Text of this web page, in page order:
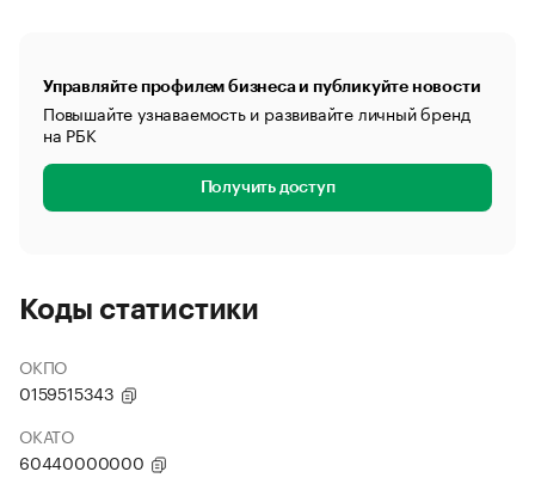
Управляйте профилем бизнеса и публикуйте новости
Повышайте узнаваемость и развивайте личный бренд
на РБК
Получить доступ
Коды статистики
ОКПО
0159515343
ОКАТО
60440000000